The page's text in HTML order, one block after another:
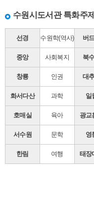
수원시도서관 특화주제
선경 수원학(역사) 버
중앙 사회복지 북
창룡 인권 대
화서다산 과학 일
호매실 육아 광교
서수원 문학 영
한림 여행 태장